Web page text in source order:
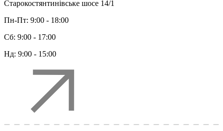
Старокостянтинівське шосе 14/1
Пн-Пт: 9:00 - 18:00
Сб: 9:00 - 17:00
Нд: 9:00 - 15:00